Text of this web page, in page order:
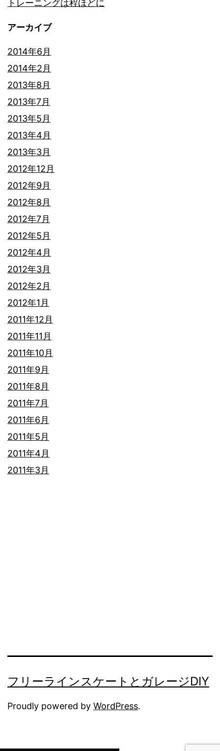
トレーニングは程ほどに
アーカイブ
2014年6月
2014年2月
2013年8月
2013年7月
2013年5月
2013年4月
2013年3月
2012年12月
2012年9月
2012年8月
2012年7月
2012年5月
2012年4月
2012年3月
2012年2月
2012年1月
2011年12月
2011年11月
2011年10月
2011年9月
2011年8月
2011年7月
2011年6月
2011年5月
2011年4月
2011年3月
フリーラインスケートとガレージDIY
Proudly powered by WordPress.